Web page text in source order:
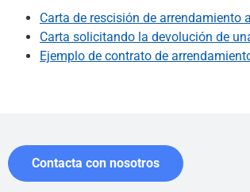
Carta de rescisión de arrendamiento
Carta solicitando la devolución de
Ejemplo de contrato de
Contacta con nosotros